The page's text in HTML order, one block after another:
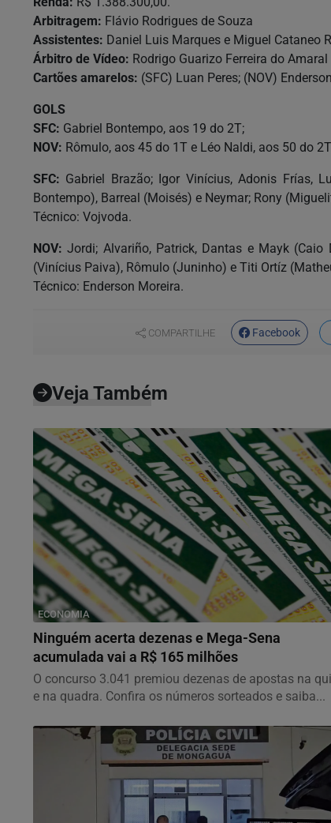
Arbitragem: Flávio Rodrigues de Souza
Assistentes: Daniel Luis Marques e Miguel Cataneo
Árbitro de Vídeo: Rodrigo Guarizo Ferreira do Amaral
Cartões amarelos: (SFC) Luan Peres; (NOV)
GOLS
SFC: Gabriel Bontempo, aos 19 do 2T;
NOV: Rômulo, aos 45 do 1T e Léo Naldi, aos 50 do
SFC: Gabriel Brazão; Igor Vinícius, Adonis Frías,
Bontempo), Barreal (Moisés) e Neymar; Rony
Técnico: Vojvoda.
NOV: Jordi; Alvariño, Patrick, Dantas e Mayk
(Vinícius Paiva), Rômulo (Juninho) e Titi Ortíz
Técnico: Enderson Moreira.
COMPARTILHE Facebook
Veja Também
ECONOMIA
Ninguém acerta dezenas e Mega-Sena
acumulada vai a R$ 165 milhões
O concurso 3.041 premiou dezenas de apostas na
e na quadra. Confira os números sorteados e saiba...